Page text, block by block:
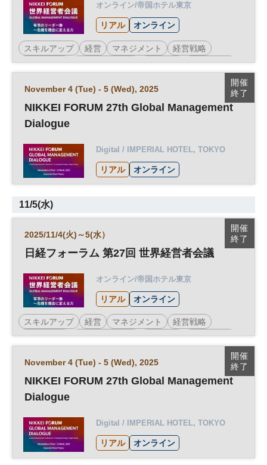
オンライン/帝国ホテル東京
リアル オンライン
スキルアップ 経営 マネジメント
経営戦略
グローバル
世界経営者会議 企業活動
ベンチャー
開催
終了
November 4 (Tue) - 5 (Wed), 2025
Digital / IMPERIAL HOTEL, TOKYO
リアル オンライン
NIKKEI FORUM 27th Global Management
Dialogue
11/5(水)
開催
終了
2025/11/4(火)～5(水）
オンライン/帝国ホテル東京
リアル オンライン
日経フォーラム 第27回 世界経営者会議
スキルアップ 経営 マネジメント
経営戦略
グローバル
世界経営者会議 企業活動
ベンチャー
開催
終了
November 4 (Tue) - 5 (Wed), 2025
Digital / IMPERIAL HOTEL, TOKYO
リアル オンライン
NIKKEI FORUM 27th Global Management
Dialogue